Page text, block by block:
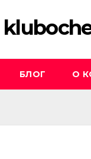
БЛОГ О